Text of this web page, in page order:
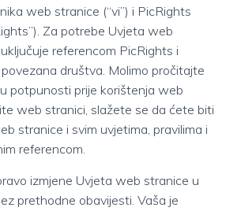
web stranice (“vi”) i PicRights
Za potrebe Uvjeta web
referencom PicRights i
društva. Molimo pročitajte
potpunosti prije korištenja web
web stranici, slažete se da ćete biti
stranice i svim uvjetima, pravilima i
referencom.
izmjene Uvjeta web stranice u
prethodne obavijesti. Vaša je